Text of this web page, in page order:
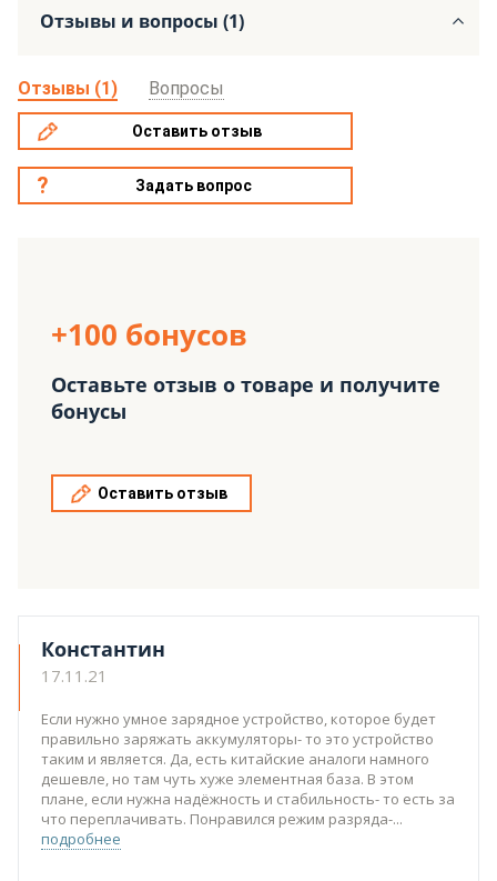
Отзывы и вопросы (1)
Отзывы (1) Вопросы
Оставить отзыв
Задать вопрос
+100 бонусов
Оставьте отзыв о товаре и получите
бонусы
Оставить отзыв
Константин
17.11.21
Если нужно умное зарядное устройство, которое будет
правильно заряжать аккумуляторы- то это устройство
таким и является. Да, есть китайские аналоги намного
дешевле, но там чуть хуже элементная база. В этом
плане, если нужна надёжность и стабильность- то есть за
что переплачивать. Понравился режим разряда-
подробнее